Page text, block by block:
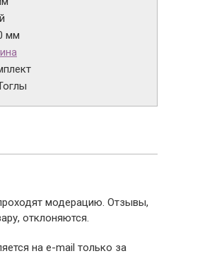
мм
модерацию. Отзывы,
отклоняются.
на e-mail только за